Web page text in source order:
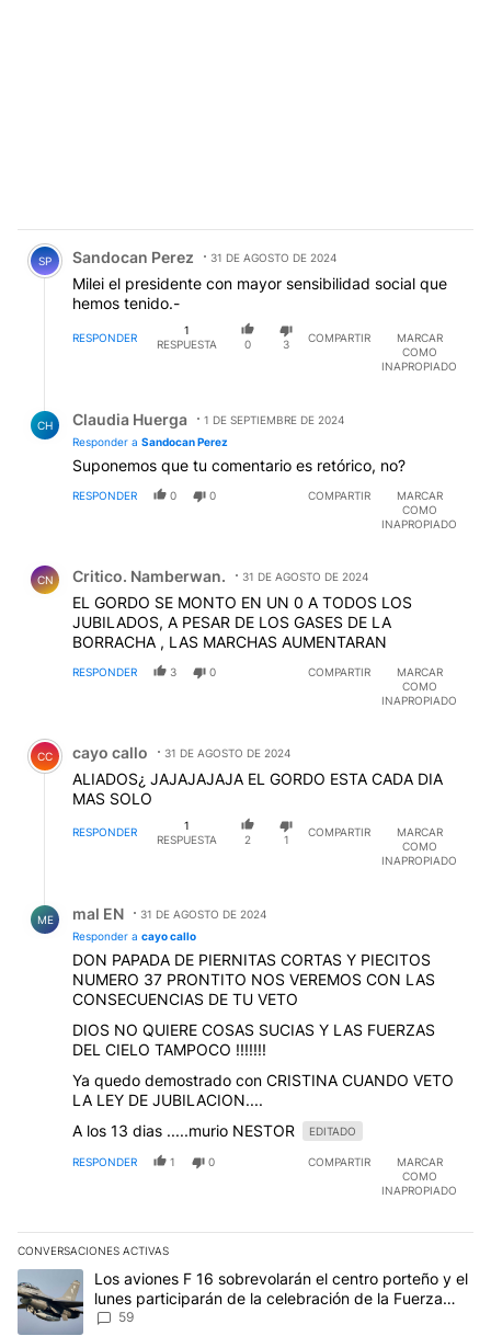
Comentario de Sandocan Perez.
SP Sandocan Perez 31 DE AGOSTO DE 2024
Milei el presidente con mayor sensibilidad social que
hemos tenido.-
RESPONDER
1
RESPUESTA
0 3
COMPARTIR
MARCAR
COMO
INAPROPIADO
CH Claudia Huerga
1 DE SEPTIEMBRE DE 2024
Responder a Sandocan Perez
Suponemos que tu comentario es retórico, no?
RESPONDER 0 0 COMPARTIR
MARCAR
COMO
INAPROPIADO
CN Critico. Namberwan. 31 DE AGOSTO DE 2024
EL GORDO SE MONTO EN UN 0 A TODOS LOS
JUBILADOS, A PESAR DE LOS GASES DE LA
BORRACHA , LAS MARCHAS AUMENTARAN
RESPONDER 3 0 COMPARTIR
MARCAR
COMO
INAPROPIADO
Comentario de cayo callo.
CC cayo callo 31 DE AGOSTO DE 2024
ALIADOS¿ JAJAJAJAJA EL GORDO ESTA CADA DIA
MAS SOLO
RESPONDER
1
RESPUESTA
2 1
COMPARTIR
MARCAR
COMO
INAPROPIADO
ME mal EN
31 DE AGOSTO DE 2024
Responder a cayo callo
DON PAPADA DE PIERNITAS CORTAS Y PIECITOS
NUMERO 37 PRONTITO NOS VEREMOS CON LAS
CONSECUENCIAS DE TU VETO
DIOS NO QUIERE COSAS SUCIAS Y LAS FUERZAS
DEL CIELO TAMPOCO !!!!!!!
Ya quedo demostrado con CRISTINA CUANDO VETO
LA LEY DE JUBILACION....
A los 13 dias .....murio NESTOR
EDITADO
RESPONDER 1 0 COMPARTIR
MARCAR
COMO
INAPROPIADO
CONVERSACIONES ACTIVAS
Este listado muestra los artículos con más comentarios en los
Un artículo de tendencia con el título "Los aviones F 16
Los aviones F 16 sobrevolarán el centro porteño y el
lunes participarán de la celebración de la Fuerza
Aérea
59